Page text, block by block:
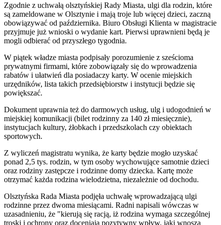
Zgodnie z uchwałą olsztyńskiej Rady Miasta, ulgi dla rodzin, które
są zameldowane w Olsztynie i mają troje lub więcej dzieci, zaczną
obowiązywać od października. Biuro Obsługi Klienta w magistracie
przyjmuje już wnioski o wydanie kart. Pierwsi uprawnieni będą je
mogli odbierać od przyszłego tygodnia.
W piątek władze miasta podpisały porozumienie z sześcioma
prywatnymi firmami, które zobowiązały się do wprowadzenia
rabatów i ułatwień dla posiadaczy karty. W ocenie miejskich
urzędników, lista takich przedsiębiorstw i instytucji będzie się
powiększać.
Dokument uprawnia też do darmowych usług, ulg i udogodnień w
miejskiej komunikacji (bilet rodzinny za 140 zł miesięcznie),
instytucjach kultury, żłobkach i przedszkolach czy obiektach
sportowych.
Z wyliczeń magistratu wynika, że karty będzie mogło uzyskać
ponad 2,5 tys. rodzin, w tym osoby wychowujące samotnie dzieci
oraz rodziny zastępcze i rodzinne domy dziecka. Kartę może
otrzymać każda rodzina wielodzietna, niezależnie od dochodu.
Olsztyńska Rada Miasta podjęła uchwałę wprowadzającą ulgi
rodzinne przez dwoma miesiącami. Radni napisali wówczas w
uzasadnieniu, że "kierują się racją, iż rodzina wymaga szczególnej
troski i ochrony oraz doceniają pozytywny wpływ, jaki wnoszą